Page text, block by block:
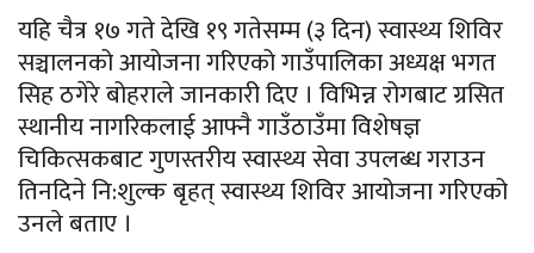
यहि चैत्र १७ गते देखि १९ गतेसम्म (३ दिन) स्वास्थ्य शिविर
सञ्चालनको आयोजना गरिएको गाउँपालिका अध्यक्ष भगत
सिह ठगेरे बोहराले जानकारी दिए । विभिन्न रोगबाट ग्रसित
स्थानीय नागरिकलाई आफ्नै गाउँठाउँमा विशेषज्ञ
चिकित्सकबाट गुणस्तरीय स्वास्थ्य सेवा उपलब्ध गराउन
तिनदिने नि:शुल्क बृहत् स्वास्थ्य शिविर आयोजना गरिएको
उनले बताए ।